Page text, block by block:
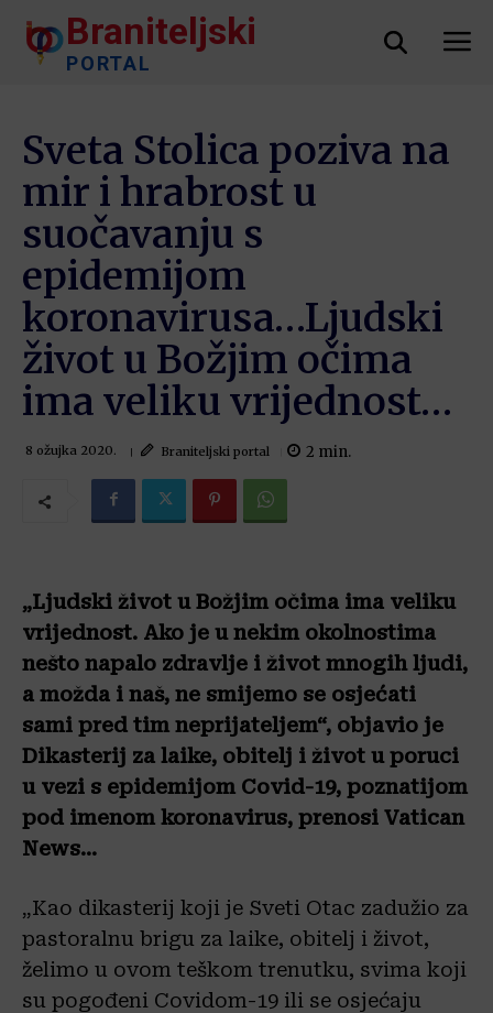
Braniteljski
PORTAL
Sveta Stolica poziva na
mir i hrabrost u
suočavanju s
epidemijom
koronavirusa…Ljudski
život u Božjim očima
ima veliku vrijednost…
8 ožujka 2020. Braniteljski portal 2 min.
„Ljudski život u Božjim očima ima veliku
vrijednost. Ako je u nekim okolnostima
nešto napalo zdravlje i život mnogih ljudi,
a možda i naš, ne smijemo se osjećati
sami pred tim neprijateljem“, objavio je
Dikasterij za laike, obitelj i život u poruci
u vezi s epidemijom Covid-19, poznatijom
pod imenom koronavirus, prenosi Vatican
News…
„Kao dikasterij koji je Sveti Otac zadužio za
pastoralnu brigu za laike, obitelj i život,
želimo u ovom teškom trenutku, svima koji
su pogođeni Covidom-19 ili se osjećaju